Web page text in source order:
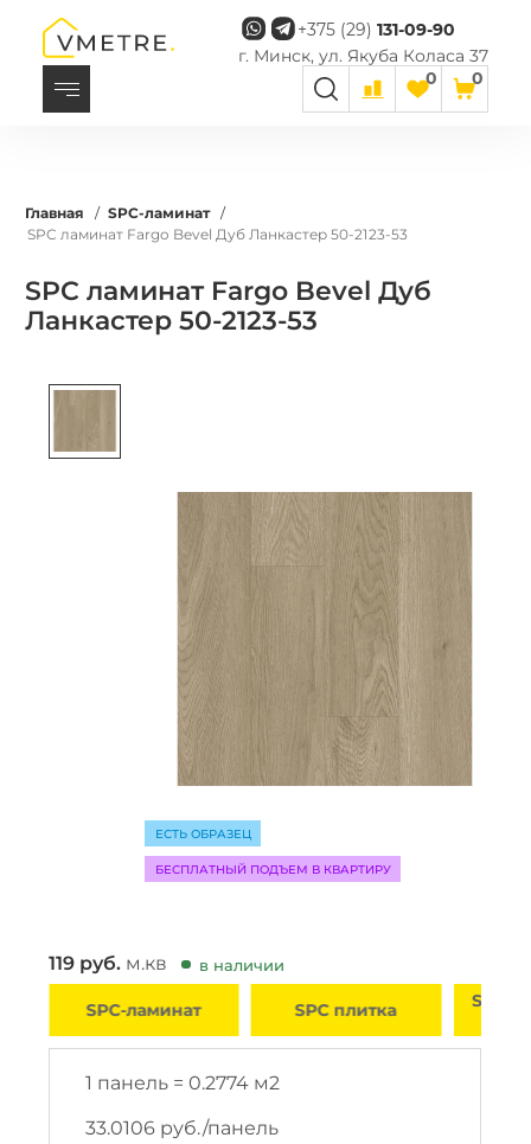
+375 (29) 131-09-90
г. Минск, ул. Якуба Коласа 37
0
0
Главная / SPC-ламинат /
SPC ламинат Fargo Bevel Дуб Ланкастер 50-2123-53
SPC ламинат Fargo Bevel Дуб
Ланкастер 50-2123-53
ЕСТЬ ОБРАЗЕЦ
БЕСПЛАТНЫЙ ПОДЪЕМ В КВАРТИРУ
119 руб. м.кв в наличии
SPC-ламинат SPC плитка
SPC
1 панель =0.2774 м2
33.0106 руб./панель